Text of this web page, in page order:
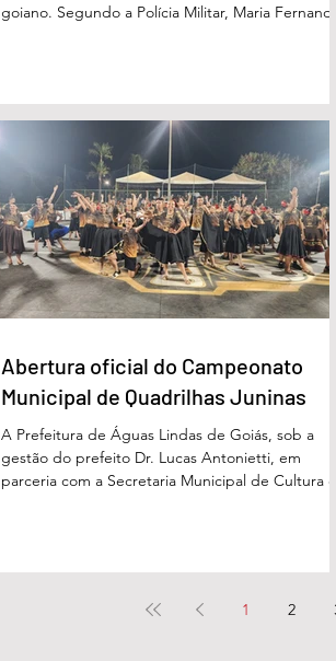
goiano. Segundo a Polícia Militar, Maria Fernanda
terça-feira (16/6) não havia sido localizada. O
de Bombeiros realiza buscas na região, que é de
mata fechada e próxima ao Rio Paraíso. De
com o tenente Vivaldo Alves da Silva Filho, da Polí
Abertura oficial do Campeonato
Municipal de Quadrilhas Juninas
A Prefeitura de Águas Lindas de Goiás, sob a
gestão do prefeito Dr. Lucas Antonietti, em
parceria com a Secretaria Municipal de Cultura e
Campeonato Municipal de Quadrilhas Juninas. O
competição, que percorrerá diversas
1 2